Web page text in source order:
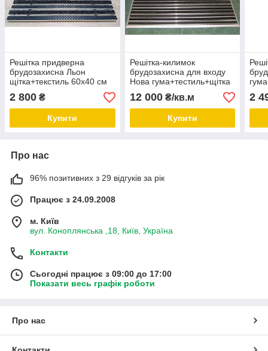
Решітка придверна
брудозахисна Льон
щітка+текстиль 60х40 см
2 800 ₴
Купити
Решітка-килимок
брудозахисна для входу
Нова гума+тестиль+щітка
12 000₴/кв.м
Купити
2
Про нас
96% позитивних з 29 відгуків за рік
Працює з 24.09.2008
м. Київ
вул. Коноплянська ,18, Київ, Україна
Контакти
Сьогодні працює з 09:00 до 17:00
Показати весь графік роботи
Про нас